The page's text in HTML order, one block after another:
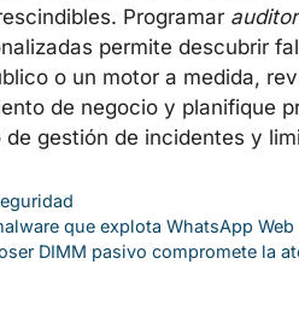
Programar
permite descubrir
o un motor a medida,
de negocio y planifique
gestión de incidentes y
que explota WhatsApp
DIMM pasivo compromete la